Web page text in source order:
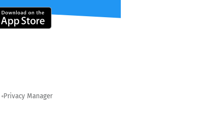
Privacy Manager